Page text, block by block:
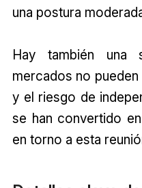
una postura
Hay también una
mercados no
y el riesgo de
se han convertido
en torno a esta